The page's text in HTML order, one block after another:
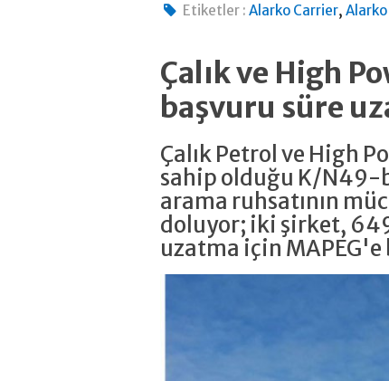
Etiketler : Alarko Carrier,
Çalık ve High
başvuru süre
Çalık Petrol ve High
sahip olduğu K/N49-
arama ruhsatının
doluyor; iki şirket,
uzatma için